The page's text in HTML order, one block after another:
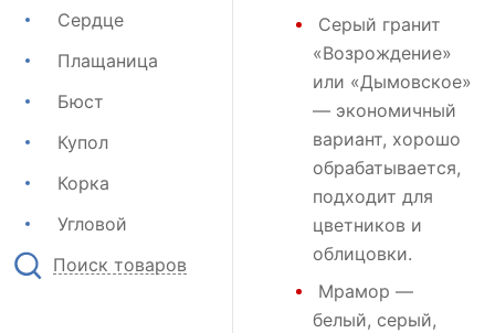
Сердце
Плащаница
Бюст
Купол
Корка
Угловой
Поиск товаров
Серый гранит
«Возрождение»
или «Дымовское»
— экономичный
вариант, хорошо
обрабатывается,
подходит для
цветников и
облицовки.
Мрамор —
белый, серый,